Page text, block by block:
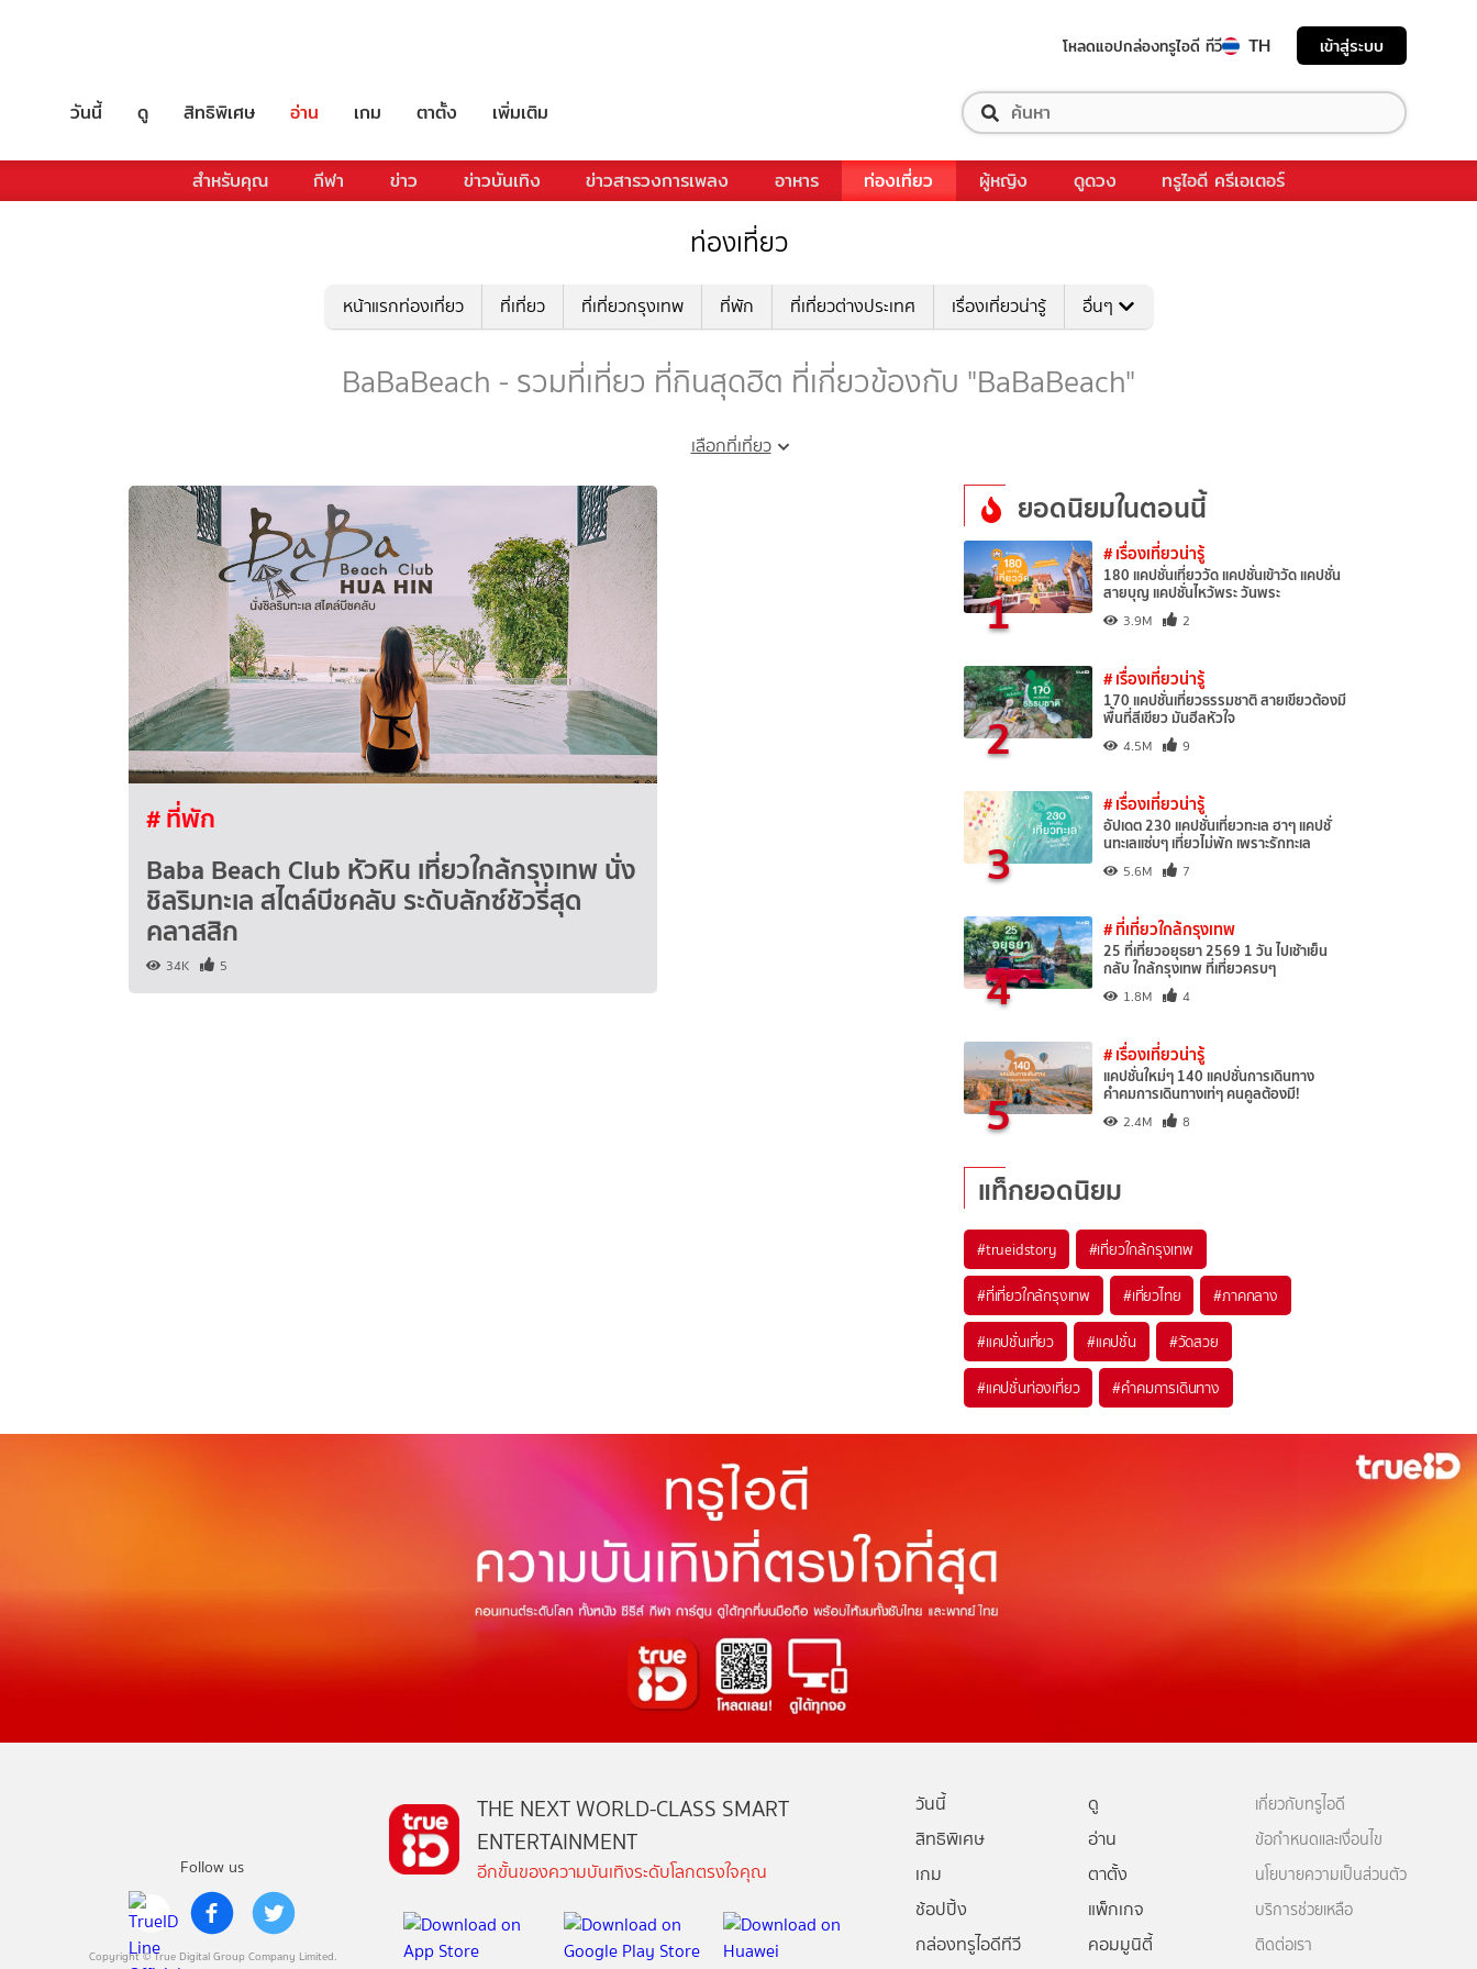
โหลดแอปกล่องทรูไอดี ทีวี TH เข้าสู่ระบบ
วันนี้ ดู สิทธิพิเศษ อ่าน เกม ตาตั้ง เพิ่มเติม
สำหรับคุณ กีฬา ข่าว ข่าวบันเทิง ข่าวสารวงการเพลง อาหาร ท่องเที่ยว ผู้หญิง ดูดวง ทรูไอดี ครีเอเตอร์
ท่องเที่ยว
หน้าแรกท่องเที่ยว ที่เที่ยว ที่เที่ยวกรุงเทพ ที่พัก ที่เที่ยวต่างประเทศ เรื่องเที่ยวน่ารู้ อื่นๆ
BaBaBeach - รวมที่เที่ยว ที่กินสุดฮิต ที่เกี่ยวข้องกับ "BaBaBeach"
เลือกที่เที่ยว
# ที่พัก
Baba Beach Club หัวหิน เที่ยวใกล้กรุงเทพ นั่ง
ชิลริมทะเล สไตล์บีชคลับ ระดับลักซ์ชัวรี่สุด
คลาสสิก
34K 5
ยอดนิยมในตอนนี้
1
# เรื่องเที่ยวน่ารู้
180 แคปชั่นเที่ยววัด แคปชั่นเข้าวัด แคปชั่น
สายบุญ แคปชั่นไหว้พระ วันพระ
3.9M 2
2
# เรื่องเที่ยวน่ารู้
170 แคปชั่นเที่ยวธรรมชาติ สายเขียวต้องมี
พื้นที่สีเขียว มันฮีลหัวใจ
4.5M 9
3
# เรื่องเที่ยวน่ารู้
อัปเดต 230 แคปชั่นเที่ยวทะเล ฮาๆ แคปชั่
นทะเลแซ่บๆ เที่ยวไม่พัก เพราะรักทะเล
5.6M 7
4
# ที่เที่ยวใกล้กรุงเทพ
25 ที่เที่ยวอยุธยา 2569 1 วัน ไปเช้าเย็น
กลับ ใกล้กรุงเทพ ที่เที่ยวครบๆ
1.8M 4
5
# เรื่องเที่ยวน่ารู้
แคปชั่นใหม่ๆ 140 แคปชั่นการเดินทาง
คำคมการเดินทางเท่ๆ คนคูลต้องมี!
2.4M 8
แท็กยอดนิยม
#trueidstory #เที่ยวใกล้กรุงเทพ
#ที่เที่ยวใกล้กรุงเทพ #เที่ยวไทย #ภาคกลาง
#แคปชั่นเที่ยว #แคปชั่น #วัดสวย
#แคปชั่นท่องเที่ยว #คำคมการเดินทาง
Follow us
Copyright © True Digital Group Company Limited.
THE NEXT WORLD-CLASS SMART
ENTERTAINMENT
อีกขั้นของความบันเทิงระดับโลกตรงใจคุณ
วันนี้
ดู
สิทธิพิเศษ
อ่าน
เกม
ตาตั้ง
ช้อปปิ้ง
แพ็กเกจ
กล่องทรูไอดีทีวี
คอมมูนิตี้
เกี่ยวกับทรูไอดี
ข้อกำหนดและเงื่อนไข
นโยบายความเป็นส่วนตัว
บริการช่วยเหลือ
ติดต่อเรา